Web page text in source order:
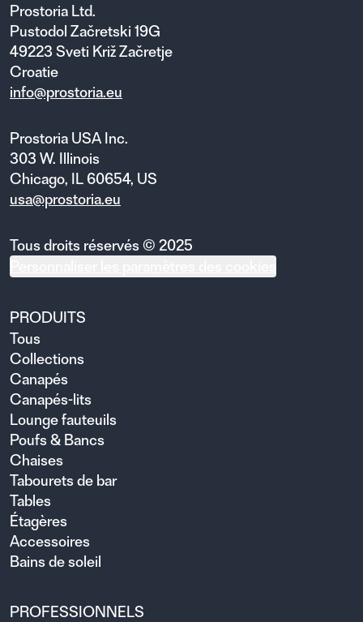
Prostoria Ltd.
Pustodol Začretski 19G
49223 Sveti Križ Začretje
Croatie
info@prostoria.eu
Prostoria USA Inc.
303 W. Illinois
Chicago, IL 60654, US
usa@prostoria.eu
Tous droits réservés © 2025
PRODUITS
Tous
Collections
Canapés
Canapés-lits
Lounge fauteuils
Poufs & Bancs
Chaises
Tabourets de bar
Tables
Étagères
Accessoires
Bains de soleil
PROFESSIONNELS